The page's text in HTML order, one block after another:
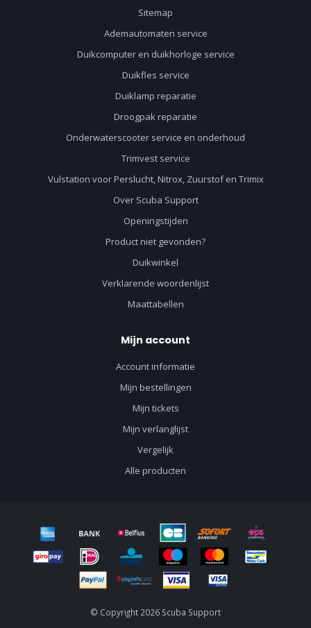
Sitemap
Ademautomaten service
Duikcomputer en duikhorloge service
Duikfles service
Duiklamp reparatie
Droogpak reparatie
Onderwaterscooter service en onderhoud
Trimvest service
Vulstation voor Perslucht, Nitrox, Zuurstof en Trimix
Over Scuba Support
Openingstijden
Product niet gevonden?
Duikwinkel
Verklarende woordenlijst
Maattabellen
Mijn account
Account informatie
Mijn bestellingen
Mijn tickets
Mijn verlanglijst
Vergelijk
Alle producten
© Copyright 2026 Scuba Support